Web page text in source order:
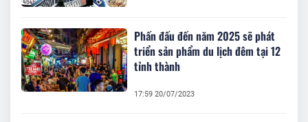
Phấn đấu đến năm 2025 sẽ phát
triển sản phẩm du lịch đêm tại 12
tỉnh thành
17:59 20/07/2023